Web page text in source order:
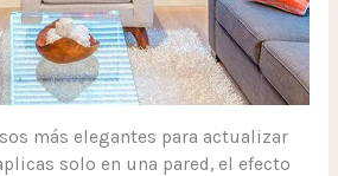
más elegantes para actualizar
solo en una pared, el efecto